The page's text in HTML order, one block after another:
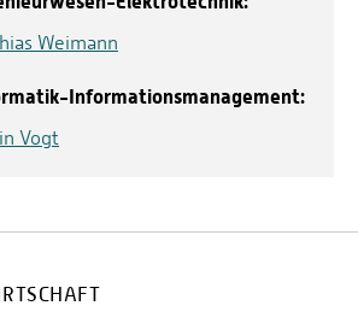
Weimann
Informationsmanagement:
Vogt